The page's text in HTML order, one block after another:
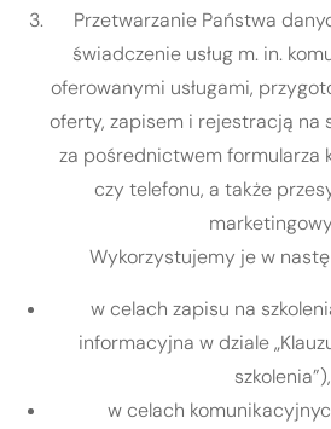
Przetwarzanie Państwa
świadczenie usług m. in.
oferowanymi usługami,
oferty, zapisem i rejestracją na
za pośrednictwem formularza
czy telefonu, a także
Wykorzystujemy je w
w celach zapisu na
informacyjna w dziale
szkolenia”),
w celach